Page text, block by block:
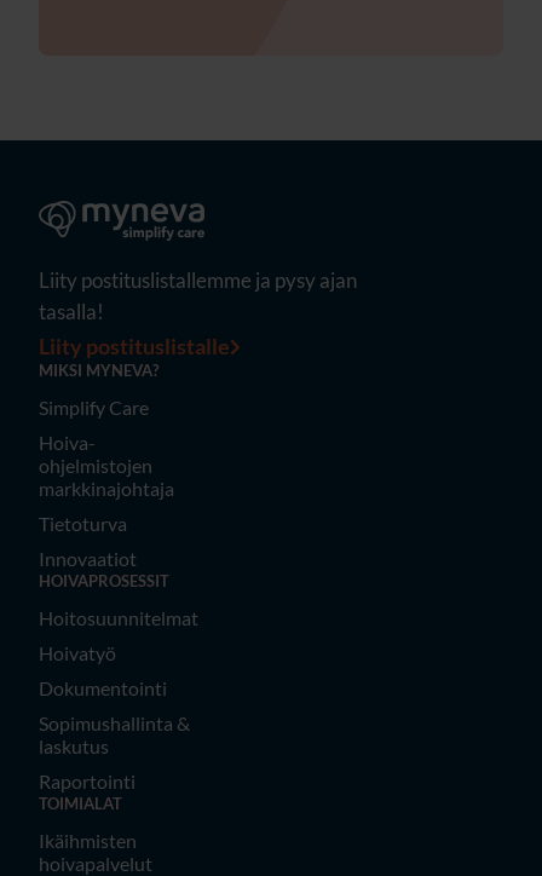
Liity postituslistallemme ja pysy ajan
tasalla!
Liity postituslistalle
MIKSI MYNEVA?
Simplify Care
Hoiva-
ohjelmistojen
markkinajohtaja
Tietoturva
Innovaatiot
HOIVAPROSESSIT
Hoitosuunnitelmat
Hoivatyö
Dokumentointi
Sopimushallinta &
laskutus
Raportointi
TOIMIALAT
Ikäihmisten
hoivapalvelut